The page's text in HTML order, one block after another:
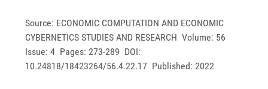
Source: ECONOMIC COMPUTATION AND ECONOMIC
CYBERNETICS STUDIES AND RESEARCH Volume: 56
Issue: 4 Pages: 273-289 DOI:
10.24818/18423264/56.4.22.17 Published: 2022